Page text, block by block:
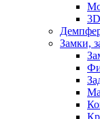
Замки,